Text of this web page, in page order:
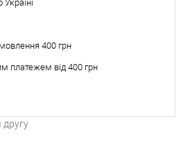
400 грн
платежем від 400 грн
другу